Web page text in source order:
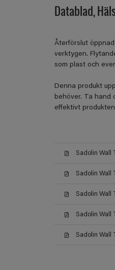
Datablad,
Återförslut
verktygen.
som plast och
Denna produkt
behöver. Ta hand
effektivt
Sadolin Wall
Sadolin Wall
Sadolin Wall
Sadolin Wall
Sadolin Wall